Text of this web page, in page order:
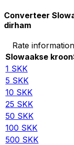
Converteer
dirham
Rate
Slowaakse kroon
1 SKK
5 SKK
10 SKK
25 SKK
50 SKK
100 SKK
500 SKK